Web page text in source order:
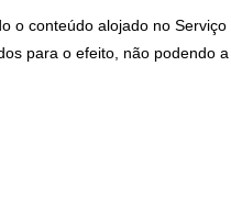
o conteúdo alojado no
para o efeito, não podendo a